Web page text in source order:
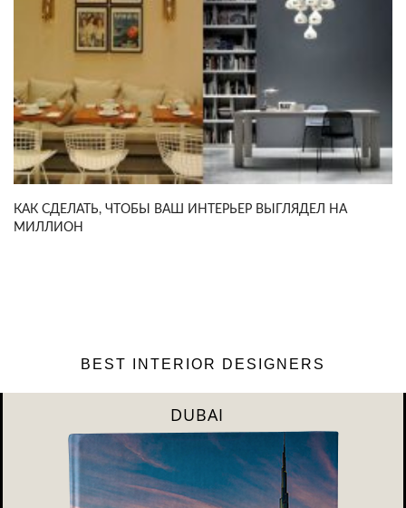
КАК СДЕЛАТЬ, ЧТОБЫ ВАШ ИНТЕРЬЕР ВЫГЛЯДЕЛ НА
МИЛЛИОН
BEST INTERIOR DESIGNERS